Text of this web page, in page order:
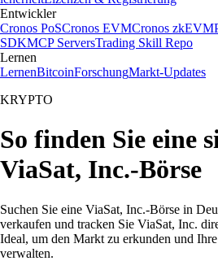
Entwickler
Cronos PoSCronos EVMCronos zkEVM
SDKMCP ServersTrading Skill Repo
Lernen
LernenBitcoinForschungMarkt-Updates
KRYPTO
So finden Sie eine
ViaSat, Inc.-Börse
Suchen Sie eine ViaSat, Inc.-Börse in
verkaufen und tracken Sie ViaSat, Inc.
Ideal, um den Markt zu erkunden und
verwalten.